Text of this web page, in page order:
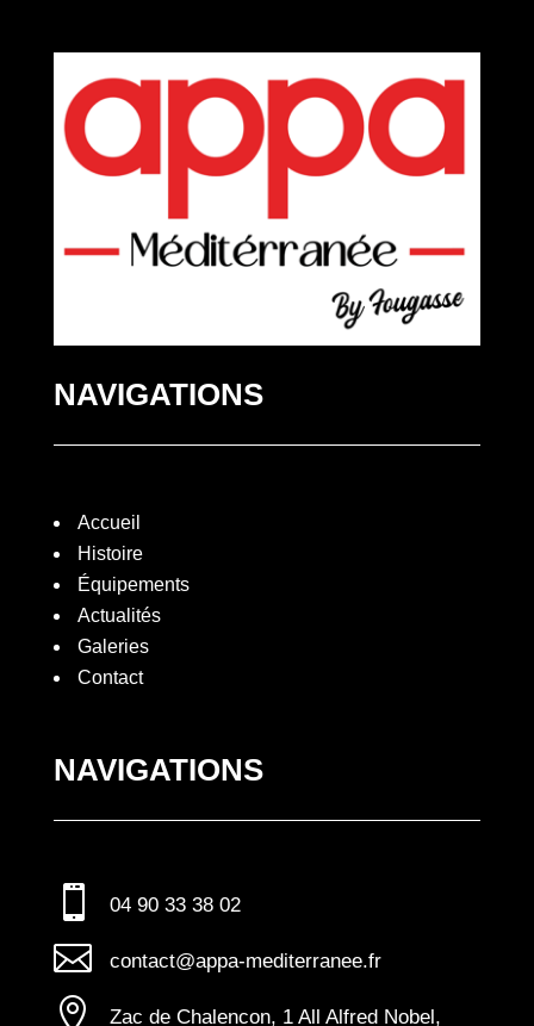
NAVIGATIONS
Accueil
Histoire
Équipements3
Actualités
Galeries
Contact
NAVIGATIONS
 04 90 33 38 02
 contact@appa-mediterranee.fr
 Zac de Chalencon, 1 All Alfred Nobel,